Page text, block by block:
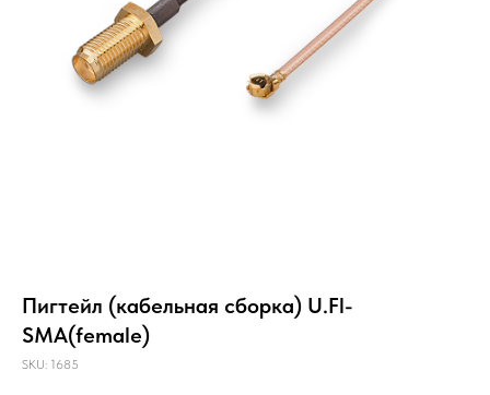
Пигтейл (кабельная сборка) U.Fl-
SMA(female)
SKU: 1685